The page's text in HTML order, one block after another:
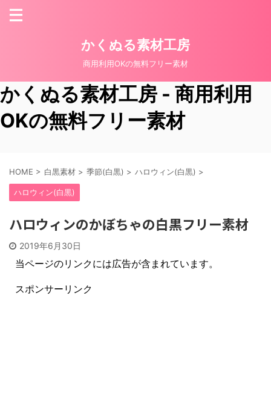
かくぬる素材工房
商用利用OKの無料フリー素材
かくぬる素材工房 - 商用利用
OKの無料フリー素材
HOME > 白黒素材 > 季節(白黒) > ハロウィン(白黒) >
ハロウィン(白黒)
ハロウィンのかぼちゃの白黒フリー素材
2019年6月30日
当ページのリンクには広告が含まれています。
スポンサーリンク